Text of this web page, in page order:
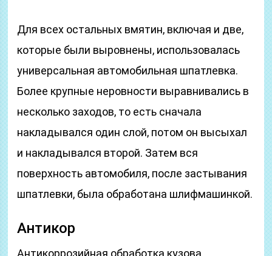
Для всех остальных вмятин, включая и две,
которые были выровнены, использовалась
универсальная автомобильная шпатлевка.
Более крупные неровности выравнивались в
несколько заходов, то есть сначала
накладывался один слой, потом он высыхал
и накладывался второй. Затем вся
поверхность автомобиля, после застывания
шпатлевки, была обработана шлифмашинкой.
Антикор
Антикоррозийная обработка кузова